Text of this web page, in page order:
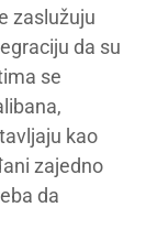
zaslužuju
da su
se
kao
zajedno
da